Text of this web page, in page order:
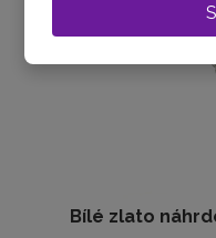
Bílé zlato